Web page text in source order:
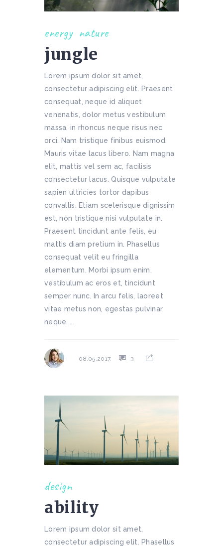
energy nature
jungle
Lorem ipsum dolor sit amet,
consectetur adipiscing elit. Praesent
consequat, neque id aliquet
venenatis, dolor metus vestibulum
massa, in rhoncus neque risus nec
orci. Nam tristique finibus euismod.
Mauris vitae lacus libero. Nam magna
elit, mattis vel sem ac, facilisis
consectetur lacus. Quisque vulputate
sapien ultricies tortor dapibus
convallis. Etiam scelerisque dignissim
est, non tristique nisi vulputate in.
Praesent tincidunt ante felis, eu
mattis diam pretium in. Phasellus
consequat velit eu fringilla
elementum. Morbi ipsum enim,
vestibulum ac eros et, tincidunt
semper nunc. In arcu felis, laoreet
vitae metus non, egestas pulvinar
neque....
08.05.2017. 3
design
ability
Lorem ipsum dolor sit amet,
consectetur adipiscing elit. Phasellus